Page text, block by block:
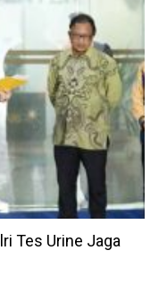
Tes Urine Jaga